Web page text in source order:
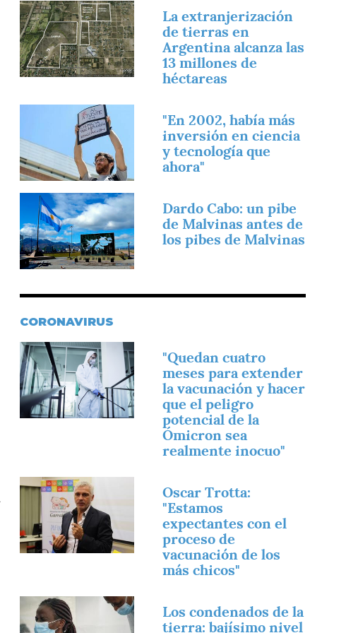
Imagen
La extranjerización
de tierras en
Argentina alcanza las
13 millones de
héctareas
"En 2002, había más
inversión en ciencia
y tecnología que
ahora"
Imagen
Dardo Cabo: un pibe
de Malvinas antes de
los pibes de Malvinas
CORONAVIRUS
Imagen
"Quedan cuatro
meses para extender
la vacunación y hacer
que el peligro
potencial de la
Ómicron sea
realmente inocuo"
Imagen
Oscar Trotta:
"Estamos
expectantes con el
proceso de
vacunación de los
más chicos"
Imagen
Los condenados de la
tierra: bajísimo nivel